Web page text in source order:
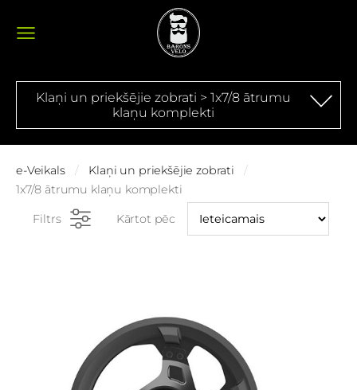
Klaņi un priekšējie zobrati > 1x7/8 ātrumu
klaņu komplekti
e-Veikals
Klaņi un priekšējie zobrati
1x7/8 ātrumu klaņu komplekti
Filtrs Kārtot pēc